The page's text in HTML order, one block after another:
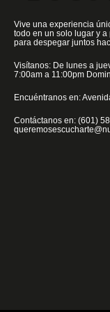
Vive una experiencia
todo en un solo lugar y a
para despegar juntos
Visítanos: De lunes a
7:00am a 11:00pm
Encuéntranos en:
Contáctanos en: (601)